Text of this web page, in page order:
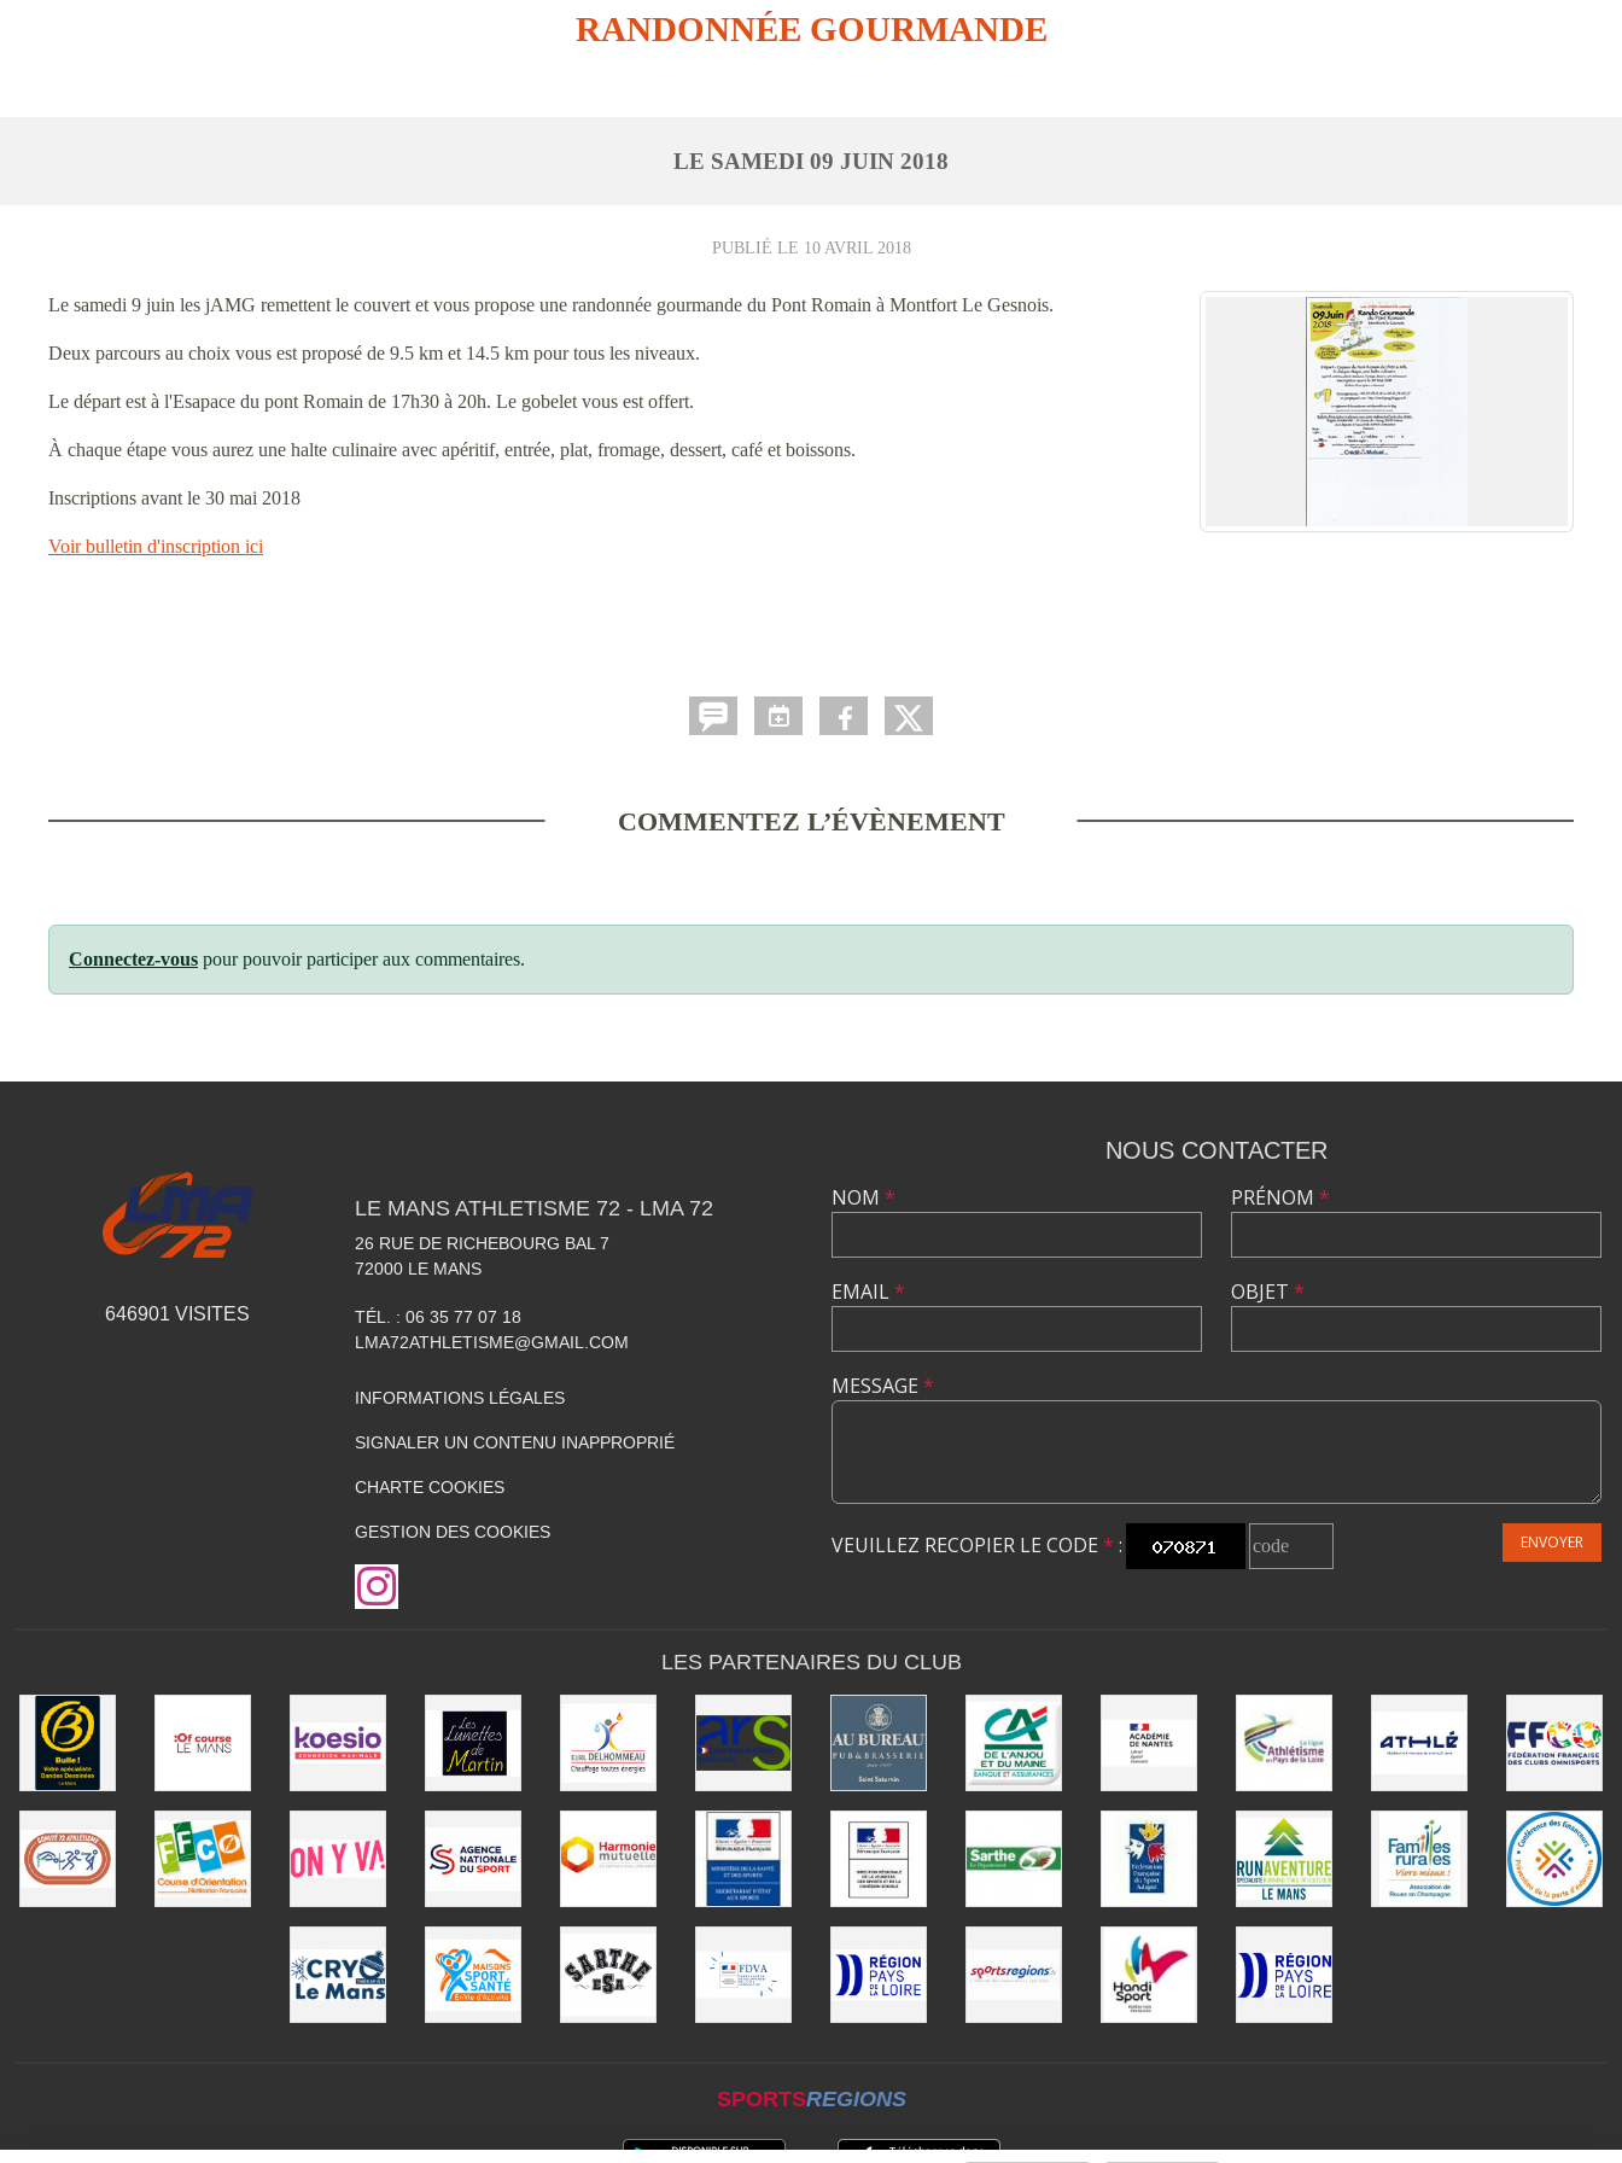
RANDONNÉE GOURMANDE
LE SAMEDI 09 JUIN 2018
PUBLIÉ LE 10 AVRIL 2018
Le samedi 9 juin les jAMG remettent le couvert et vous propose une randonnée gourmande du Pont Romain à Montfort Le Gesnois.
Deux parcours au choix vous est proposé de 9.5 km et 14.5 km pour tous les niveaux.
Le départ est à l'Esapace du pont Romain de 17h30 à 20h. Le gobelet vous est offert.
À chaque étape vous aurez une halte culinaire avec apéritif, entrée, plat, fromage, dessert, café et boissons.
Inscriptions avant le 30 mai 2018
Voir bulletin d'inscription ici
COMMENTEZ L’ÉVÈNEMENT
Connectez-vous pour pouvoir participer aux commentaires.
646901 VISITES
LE MANS ATHLETISME 72 - LMA 72
26 RUE DE RICHEBOURG BAL 7
72000 LE MANS
TÉL. : 06 35 77 07 18
LMA72ATHLETISME@GMAIL.COM
INFORMATIONS LÉGALES
SIGNALER UN CONTENU INAPPROPRIÉ
CHARTE COOKIES
GESTION DES COOKIES
NOUS CONTACTER
NOM *
EMAIL*
PRÉNOM *
OBJET *
MESSAGE *
VEUILLEZ RECOPIER LE CODE * : ENVOYER
LES PARTENAIRES DU CLUB
SPORTSREGIONS